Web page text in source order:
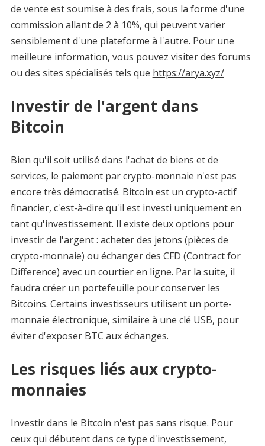
de vente est soumise à des frais, sous la forme d'une
commission allant de 2 à 10%, qui peuvent varier
sensiblement d'une plateforme à l'autre. Pour une
meilleure information, vous pouvez visiter des forums
ou des sites spécialisés tels que https://arya.xyz/
Investir de l'argent dans
Bitcoin
Bien qu'il soit utilisé dans l'achat de biens et de
services, le paiement par crypto-monnaie n'est pas
encore très démocratisé. Bitcoin est un crypto-actif
financier, c'est-à-dire qu'il est investi uniquement en
tant qu'investissement. Il existe deux options pour
investir de l'argent : acheter des jetons (pièces de
crypto-monnaie) ou échanger des CFD (Contract for
Difference) avec un courtier en ligne. Par la suite, il
faudra créer un portefeuille pour conserver les
Bitcoins. Certains investisseurs utilisent un porte-
monnaie électronique, similaire à une clé USB, pour
éviter d'exposer BTC aux échanges.
Les risques liés aux crypto-
monnaies
Investir dans le Bitcoin n'est pas sans risque. Pour
ceux qui débutent dans ce type d'investissement,